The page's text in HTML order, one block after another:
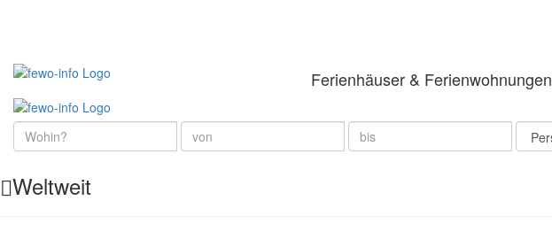
Ferienhäuser & Ferienwohnungen
Weltweit